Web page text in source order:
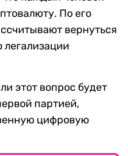
По его
вернуться
легализации
этот вопрос будет
партией,
цифровую